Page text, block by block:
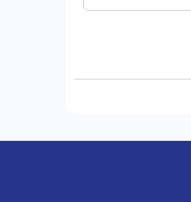
Đặc biệt, do
Đảm bảo tiến